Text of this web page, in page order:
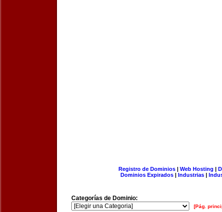
Registro de Dominios| Web Hosting |
Dominios Expirados | Industrias |
Categorías de Dominio:
[Pág.